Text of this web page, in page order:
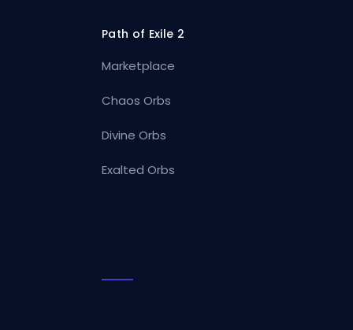
Path of Exile 2
Marketplace
Chaos Orbs
Divine Orbs
Exalted Orbs